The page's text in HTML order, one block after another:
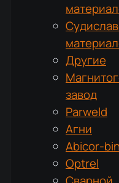
Другие
завод
Parweld
Агни
Abicor-
Optrel